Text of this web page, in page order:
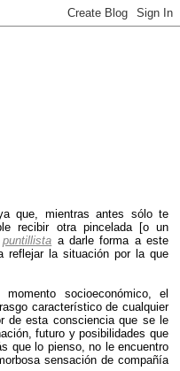
que, mientras antes sólo te
recibir otra pincelada [o un
puntillista a darle forma a este
reflejar la situación por la que
socioeconómico, el
característico de cualquier
de esta consciencia que se le
futuro y posibilidades que
que lo pienso, no le encuentro
sensación de compañía